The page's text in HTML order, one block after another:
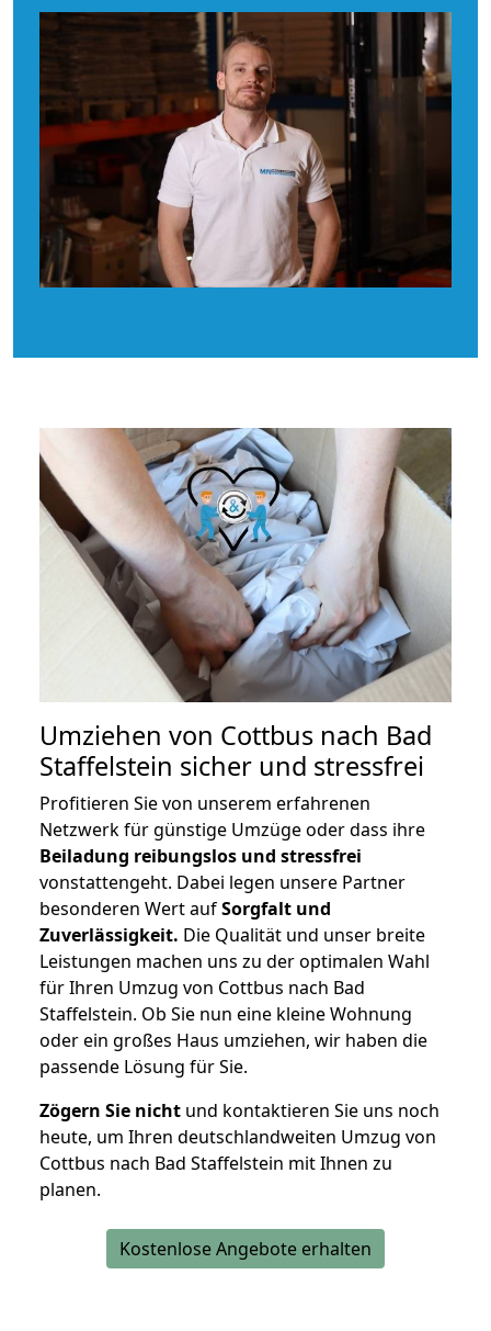
Umziehen von Cottbus nach Bad
Staffelstein sicher und stressfrei
Profitieren Sie von unserem erfahrenen
Netzwerk für günstige Umzüge oder dass ihre
Beiladung reibungslos und stressfrei
vonstattengeht. Dabei legen unsere Partner
besonderen Wert aufSorgfalt und
Zuverlässigkeit. Die Qualität und unser breite
Leistungen machen uns zu der optimalen Wahl
für Ihren Umzug von Cottbus nach Bad
Staffelstein. Ob Sie nun eine kleine Wohnung
oder ein großes Haus umziehen, wir haben die
passende Lösung für Sie.
Zögern Sie nicht und kontaktieren Sie uns noch
heute, um Ihren deutschlandweiten Umzug von
Cottbus nach Bad Staffelstein mit Ihnen zu
planen.
Kostenlose Angebote erhalten